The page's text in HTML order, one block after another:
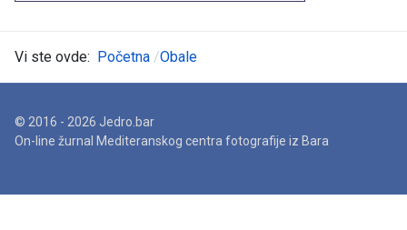
Vi ste ovde: Početna Obale
© 2016 - 2026 Jedro.bar
On-line žurnal Mediteranskog centra fotografije iz Bara